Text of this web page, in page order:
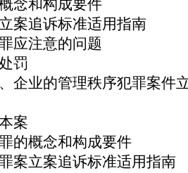
念和构成要件
案追诉标准适用指南
应注意的问题
罚
企业的管理秩序犯罪案件
案
的概念和构成要件
案立案追诉标准适用指南